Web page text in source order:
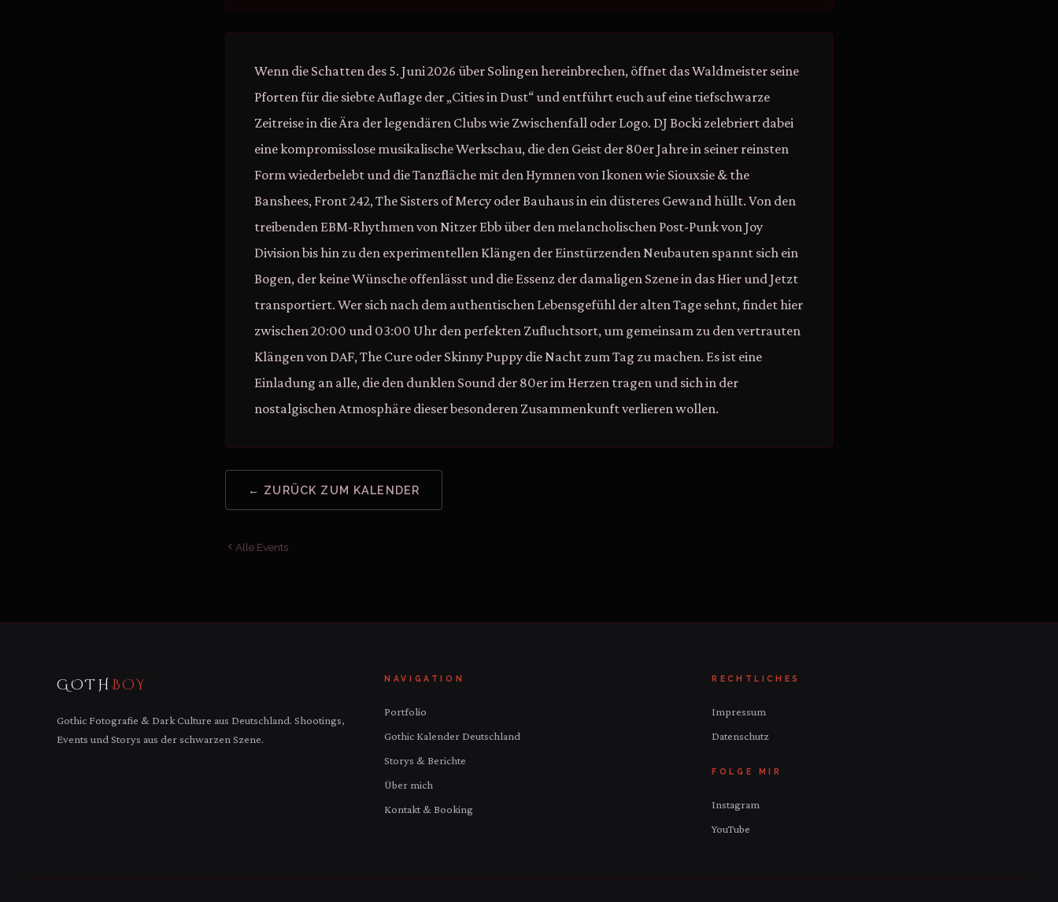
Wenn die Schatten des 5. Juni 2026 über Solingen hereinbrechen, öffnet das Waldmeister seine
Pforten für die siebte Auflage der „Cities in Dust“ und entführt euch auf eine tiefschwarze
Zeitreise in die Ära der legendären Clubs wie Zwischenfall oder Logo. DJ Bocki zelebriert dabei
eine kompromisslose musikalische Werkschau, die den Geist der 80er Jahre in seiner reinsten
Form wiederbelebt und die Tanzfläche mit den Hymnen von Ikonen wie Siouxsie & the
Banshees, Front 242, The Sisters of Mercy oder Bauhaus in ein düsteres Gewand hüllt. Von den
treibenden EBM-Rhythmen von Nitzer Ebb über den melancholischen Post-Punk von Joy
Division bis hin zu den experimentellen Klängen der Einstürzenden Neubauten spannt sich ein
Bogen, der keine Wünsche offenlässt und die Essenz der damaligen Szene in das Hier und Jetzt
transportiert. Wer sich nach dem authentischen Lebensgefühl der alten Tage sehnt, findet hier
zwischen 20:00 und 03:00 Uhr den perfekten Zufluchtsort, um gemeinsam zu den vertrauten
Klängen von DAF, The Cure oder Skinny Puppy die Nacht zum Tag zu machen. Es ist eine
Einladung an alle, die den dunklen Sound der 80er im Herzen tragen und sich in der
nostalgischen Atmosphäre dieser besonderen Zusammenkunft verlieren wollen.
← ZURÜCK ZUM KALENDER
Alle Events
GOTH BOY
Gothic Fotografie & Dark Culture aus Deutschland. Shootings,
Events und Storys aus der schwarzen Szene.
NAVIGATION
Portfolio
Gothic Kalender Deutschland
Storys & Berichte
Über mich
Kontakt & Booking
RECHTLICHES
Impressum
Datenschutz
FOLGE MIR
Instagram
YouTube